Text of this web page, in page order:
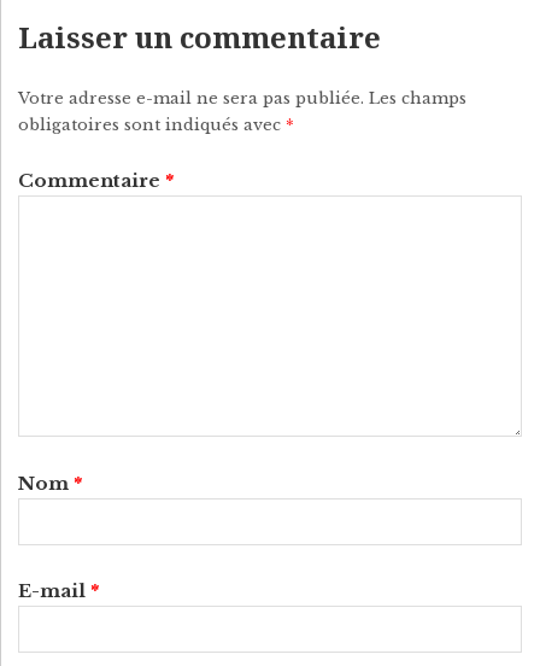
Laisser un commentaire
Votre adresse e-mail ne sera pas publiée. Les champs
obligatoires sont indiqués avec *
Commentaire *
Nom *
E-mail *